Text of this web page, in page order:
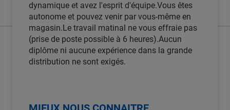
dynamique et avez l'esprit d'équipe.Vous êtes
autonome et pouvez venir par vous-même en
magasin.Le travail matinal ne vous effraie pas
(prise de poste possible à 6 heures).Aucun
diplôme ni aucune expérience dans la grande
distribution ne sont exigés.